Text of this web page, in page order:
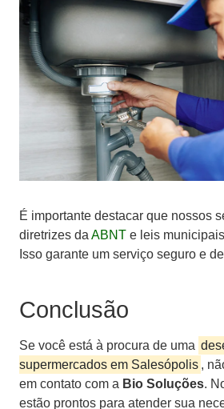
É importante destacar que nossos
diretrizes da ABNT e leis
Isso garante um serviço seguro e
Conclusão
Se você está à procura de uma
supermercados em Salesópolis ,
em contato com a Bio Soluções.
estão prontos para atender sua